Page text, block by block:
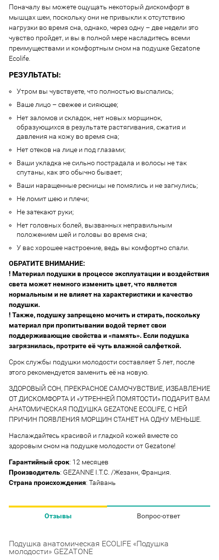
Поначалу вы можете ощущать некоторый дискомфорт в
мышцах шеи, поскольку они не привыкли к отсутствию
нагрузки во время сна, однако, через одну – две недели это
чувство пройдет, и вы в полной мере насладитесь всеми
преимуществами и комфортным сном на подушке Gezatone
Ecolife.
РЕЗУЛЬТАТЫ:
Утром вы чувствуете, что полностью выспались;
Ваше лицо – свежее и сияющее;
Нет заломов и складок, нет новых морщинок,
образующихся в результате растягивания, сжатия и
давления на кожу во время сна;
Нет отеков на лице и под глазами;
Ваши укладка не сильно пострадала и волосы не так
спутаны, как это обычно бывает;
Ваши наращенные ресницы не помялись и не загнулись;
Не ломит шею и плечи;
Не затекают руки;
Нет головных болей, вызванных неправильным
положением шей и головы во время сна;
У вас хорошее настроение, ведь вы комфортно спали.
ОБРАТИТЕ ВНИМАНИЕ:
! Материал подушки в процессе эксплуатации и воздействия
света может немного изменить цвет, что является
нормальным и не влияет на характеристики и качество
подушки.
! Также, подушку запрещено мочить и стирать, поскольку
материал при пропитывании водой теряет свои
поддерживающие свойства и «память». Если подушка
загрязнилась, протрите её чуть влажной салфеткой.
Срок службы подушки молодости составляет 5 лет, после
этого рекомендуется заменить её на новую.
ЗДОРОВЫЙ СОН, ПРЕКРАСНОЕ САМОЧУВСТВИЕ, ИЗБАВЛЕНИЕ
ОТ ДИСКОМФОРТА И «УТРЕННЕЙ ПОМЯТОСТИ» ПОДАРИТ ВАМ
АНАТОМИЧЕСКАЯ ПОДУШКА GEZATONE ECOLIFE, С НЕЙ
ПРИЧИН ПОЯВЛЕНИЯ МОРЩИН СТАНЕТ НА ОДНУ МЕНЬШЕ.
Наслаждайтесь красивой и гладкой кожей вместе со
здоровым сном на подушке молодости от Gezatone!
Гарантийный срок: 12 месяцев
Производитель: GEZANNE I.T.C. /Жезанн, Франция.
Страна происхождения: Тайвань
Отзывы Вопрос-ответ
Подушка анатомическая ECOLIFE «Подушка
молодости» GEZATONE